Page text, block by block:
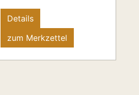
Details
zum Merkzettel